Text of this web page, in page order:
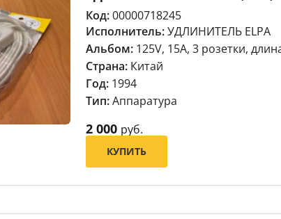
Код:00000718245
Исполнитель:УДЛИНИТЕЛЬ ELPA
Альбом: 125V, 15A, 3 розетки,
Страна: Китай
Год: 1994
Тип:Аппаратура
2 000 руб.
КУПИТЬ